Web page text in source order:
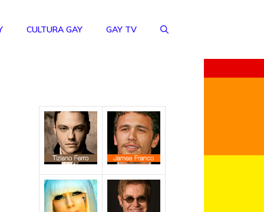
CULTURA GAY GAY TV